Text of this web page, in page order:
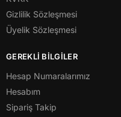
Gizlilik Sözleşmesi
Üyelik Sözleşmesi
GEREKLİ BİLGİLER
Hesap Numaralarımız
Hesabım
Sipariş Takip